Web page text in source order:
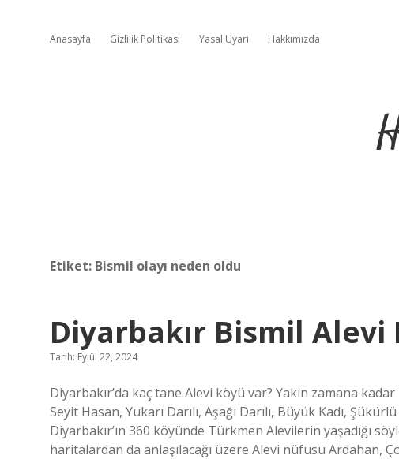
Anasayfa Gizlilik Politikası Yasal Uyarı Hakkımızda
Etiket: Bismil olayı neden oldu
Diyarbakır Bismil Alevi
Tarih: Eylül 22, 2024
Diyarbakır’da kaç tane Alevi köyü var? Yakın zamana
Seyit Hasan, Yukarı Darılı, Aşağı Darılı, Büyük Kadı,
Diyarbakır’ın 360 köyünde Türkmen Alevilerin yaşadığı
haritalardan da anlaşılacağı üzere Alevi nüfusu Ardahan,